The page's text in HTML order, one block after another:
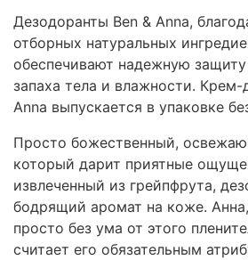
Дезодоранты Ben & Anna,
отборных натуральных
обеспечивают надежную защиту
запаха тела и влажности. Крем-
Anna выпускается в упаковке
Просто божественный,
который дарит приятные
извлеченный из грейпфрута,
бодрящий аромат на коже.
просто без ума от этого
считает его обязательным